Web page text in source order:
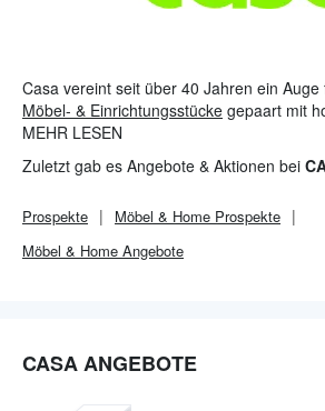
Casa vereint seit über 40 Jahren ein
Möbel- & Einrichtungsstücke gepaart mit
Mitarbeitern. Das Familienunternehmen ist
Anlaufpunkt für Kleinmöbel und
Dekorationund Interieur aller Art.
MEHR LESEN
Zuletzt gab es Angebote & Aktionen bei
Prospekte Möbel & Home Prospekte
Möbel & Home Angebote
CASA ANGEBOTE